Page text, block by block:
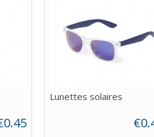
Lunettes solaires